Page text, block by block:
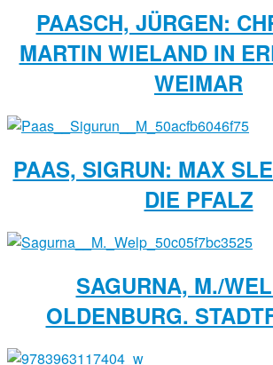
PAASCH, JÜRGEN:
MARTIN WIELAND IN
WEIMAR
PAAS, SIGRUN: MAX
DIE PFALZ
SAGURNA, M./
OLDENBURG.